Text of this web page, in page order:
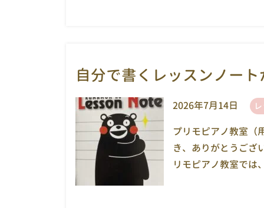
自分で書くレッスンノー
2026年7月14日
プリモピアノ教室（
き、ありがとうござ
リモピアノ教室で